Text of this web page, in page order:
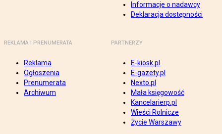
Informacje o nadawcy
Deklaracja dostępności
REKLAMA I PRENUMERATA
Reklama
Ogłoszenia
Prenumerata
Archiwum
PARTNERZY
E-kiosk.pl
E-gazety.pl
Nexto.pl
Mała księgowość
Kancelarierp.pl
Wieści Rolnicze
Życie Warszawy